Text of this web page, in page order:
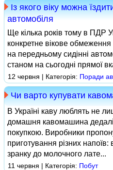
Із якого віку можна
автомобіля
Ще кілька років тому в ПДР
конкретне вікове
на передньому сидінні
станом на сьогодні прямої
12 червня | Категорія: Поради
Чи варто купувати
В Україні каву люблять не
домашня кавомашина
покупкою. Виробники
приготування різних
зранку до молочного лате...
11 червня | Категорія: Побут